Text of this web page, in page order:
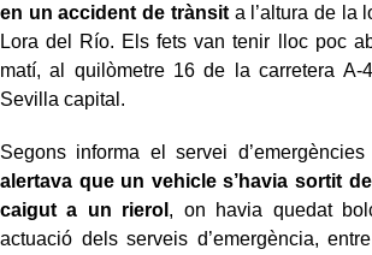
en un accident de trànsita l’altura de la
Lora del Río. Els fets van tenir lloc poc
matí, al quilòmetre 16 de la carretera A-
Sevilla capital.
Segons informa el servei d’emergències
alertava que un vehicle s’havia sortit
caigut a un rierol , on havia quedat
actuació dels serveis d’emergència,